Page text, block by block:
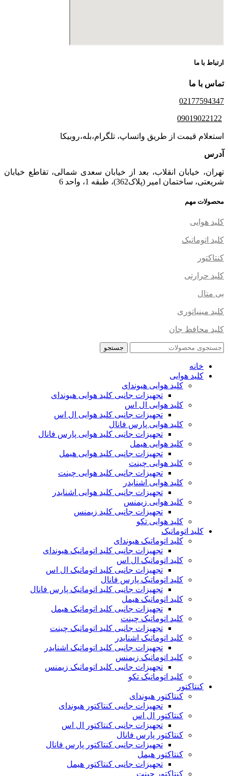
ارتباط با ما
تماس با ما
02177594347
09019022122
استعلام قیمت از طریق واتساپ، تلگرام،بله،روبیکا
آدرس
تهران، خیابان انقلاب، بعد از خیابان سعدی شمالی، تقاطع خیابان
شریعتی، ساختمان امیر (پلاک362)، طبقه 1، واحد 6
محصولات مهم
کلید هوایی
کلید اتوماتیک
کنتاکتور
کلید حرارتی
بی متال
کلید مینیاتوری
کلید محافظ جان
جستجو
خانه
کلید هوایی
کلید هوایی هیوندای
تجهیزات جانبی کلید هوایی هیوندای
کلید هوایی ال اس
تجهیزات جانبی کلید هوایی ال اس
کلید هوایی پارس فانال
تجهیزات جانبی کلید هوایی پارس فانال
کلید هوایی هیمل
تجهیزات جانبی کلید هوایی هیمل
کلید هوایی چینت
تجهیزات جانبی کلید هوایی چینت
کلید هوایی اشنایدر
تجهیزات جانبی کلید هوایی اشنایدر
کلید هوایی زیمنس
تجهیزات جانبی کلید زیمنس
کلید هوایی تکو
کلید اتوماتیک
کلید اتوماتیک هیوندای
تجهیزات جانبی کلید اتوماتیک هیوندای
کلید اتوماتیک ال اس
تجهیزات جانبی کلید اتوماتیک ال اس
کلید اتوماتیک پارس فانال
تجهیزات جانبی کلید اتوماتیک پارس فانال
کلید اتوماتیک هیمل
تجهیزات جانبی کلید اتوماتیک هیمل
کلید اتوماتیک چینت
تجهیزات جانبی کلید اتوماتیک چینت
کلید اتوماتیک اشنایدر
تجهیزات جانبی کلید اتوماتیک اشنایدر
کلید اتوماتیک زیمنس
تجهیزات جانبی کلید اتوماتیک زیمنس
کلید اتوماتیک تکو
کنتاکتور
کنتاکتور هیوندای
تجهیزات جانبی کنتاکتور هیوندای
کنتاکتور ال اس
تجهیزات جانبی کنتاکتور ال اس
کنتاکتور پارس فانال
تجهیزات جانبی کنتاکتور پارس فانال
کنتاکتور هیمل
تجهیزات جانبی کنتاکتور هیمل
کنتاکتور چینت